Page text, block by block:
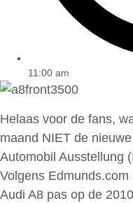
11:00 am
Helaas voor de fans,
maand NIET de
Automobil Ausstellung
Volgens
Audi A8 pas op de